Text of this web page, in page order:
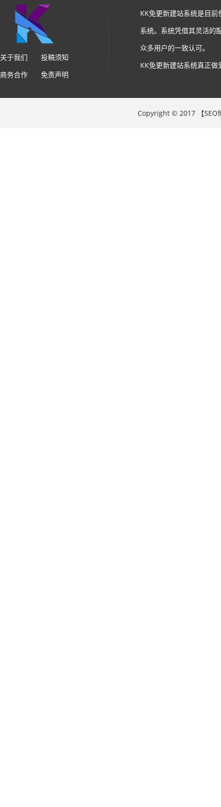
关于我们
投稿须知
商务合作
免责声明
KK免更新建站系统是目
系统。系统凭借其灵活的
众多用户的一致认可。
KK免更新建站系统真正
Copyright © 2017 【SEO